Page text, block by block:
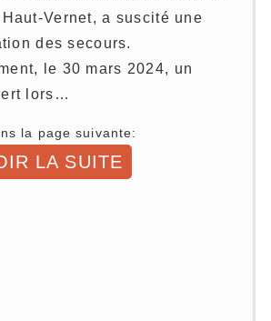
Vernet, a suscité une
des secours.
le 30 mars 2024, un
lors…
la page suivante:
LA SUITE